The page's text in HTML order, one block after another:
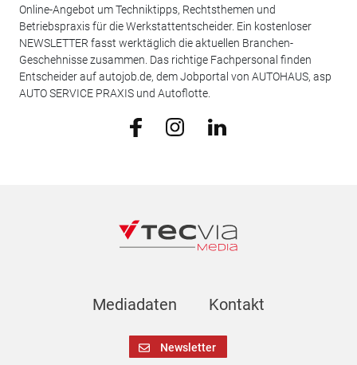
Online-Angebot um Techniktipps, Rechtsthemen und
Betriebspraxis für die Werkstattentscheider. Ein kostenloser
NEWSLETTER fasst werktäglich die aktuellen Branchen-
Geschehnisse zusammen. Das richtige Fachpersonal finden
Entscheider auf autojob.de, dem Jobportal von AUTOHAUS, asp
AUTO SERVICE PRAXIS und Autoflotte.
Mediadaten Kontakt
Newsletter